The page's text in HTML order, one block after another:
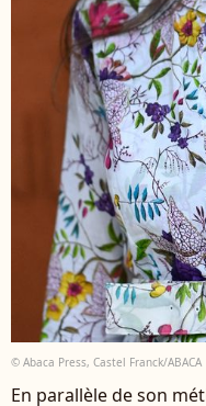
© Abaca Press, Castel Franck/ABACA
En parallèle de son